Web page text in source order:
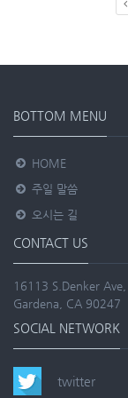
BOTTOM MENU
HOME
주일 말씀
오시는 길
CONTACT US
16113 S.Denker Ave,
Gardena, CA 90247
SOCIAL NETWORK
twitter